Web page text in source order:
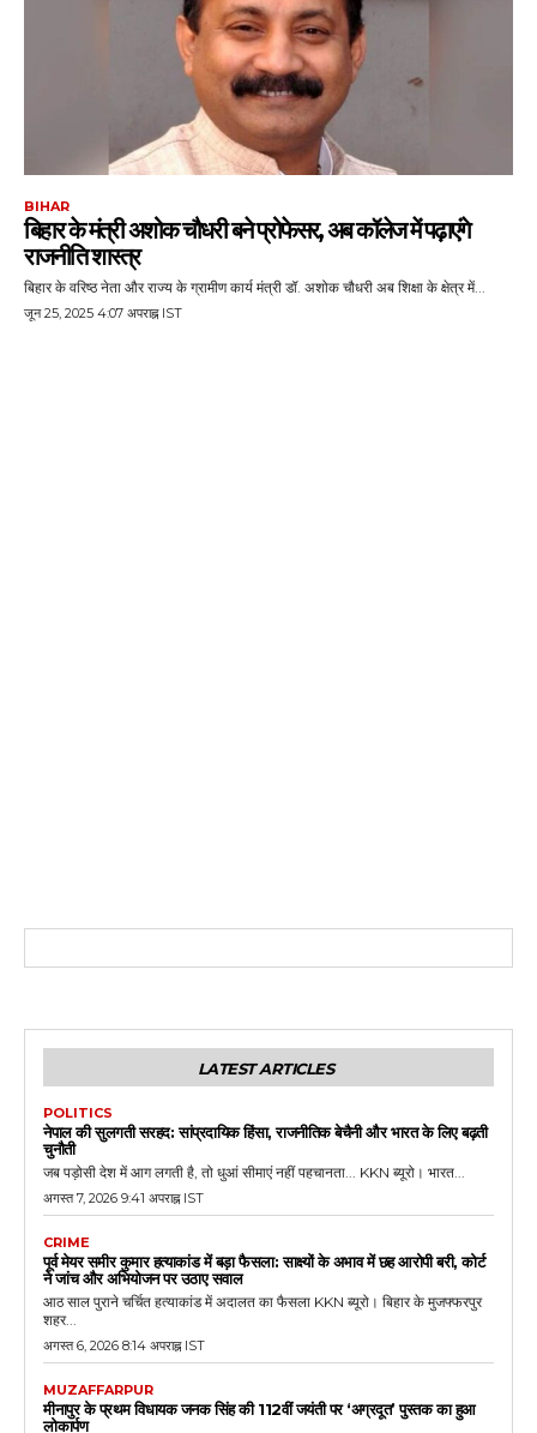
BIHAR
बिहार के मंत्री अशोक चौधरी बने प्रोफेसर, अब कॉलेज में पढ़ाएंगे
राजनीति शास्त्र
बिहार के वरिष्ठ नेता और राज्य के ग्रामीण कार्य मंत्री डॉ. अशोक चौधरी अब शिक्षा के क्षेत्र में...
जून 25, 2025 4:07 अपराह्न IST
LATEST ARTICLES
POLITICS
नेपाल की सुलगती सरहद: सांप्रदायिक हिंसा, राजनीतिक बेचैनी और भारत के लिए बढ़ती
चुनौती
जब पड़ोसी देश में आग लगती है, तो धुआं सीमाएं नहीं पहचानता... KKN ब्यूरो। भारत...
अगस्त 7, 2026 9:41 अपराह्न IST
CRIME
पूर्व मेयर समीर कुमार हत्याकांड में बड़ा फैसला: साक्ष्यों के अभाव में छह आरोपी बरी, कोर्ट
ने जांच और अभियोजन पर उठाए सवाल
आठ साल पुराने चर्चित हत्याकांड में अदालत का फैसला KKN ब्यूरो। बिहार के मुजफ्फरपुर
शहर...
अगस्त 6, 2026 8:14 अपराह्न IST
MUZAFFARPUR
मीनापुर के प्रथम विधायक जनक सिंह की 112वीं जयंती पर ‘अग्रदूत’ पुस्तक का हुआ
लोकार्पण